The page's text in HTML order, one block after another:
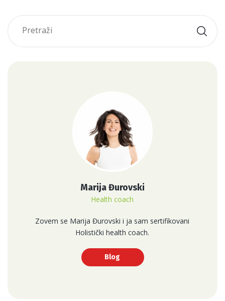
Marija Đurovski
Health coach
Zovem se Marija Đurovski i ja sam sertifikovani
Holistički health coach.
Blog